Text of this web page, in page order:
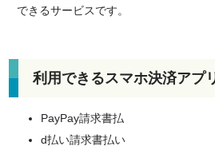
できるサービスです。
利用できるスマホ決済アプ
PayPay請求書払
d払い請求書払い